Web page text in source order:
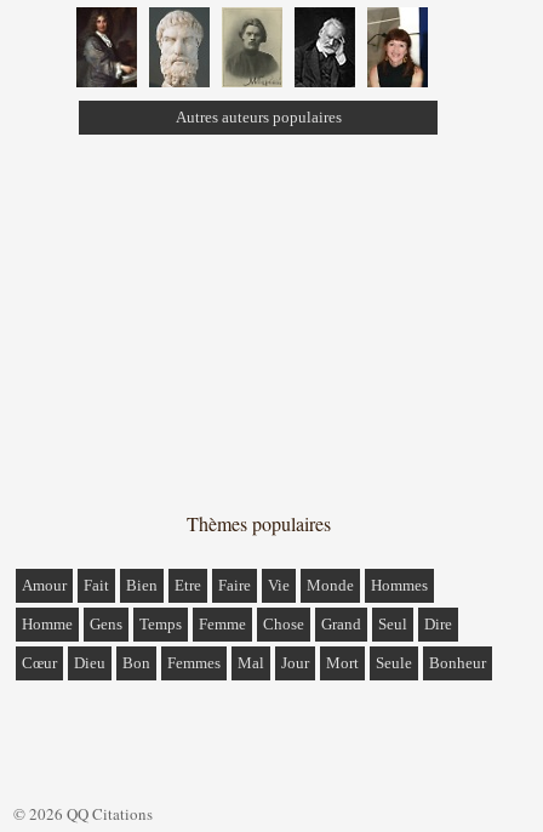
Autres auteurs populaires
Thèmes populaires
Amour Fait Bien Etre Faire Vie Monde Hommes
Homme Gens Temps Femme Chose Grand Seul Dire
Cœur Dieu Bon Femmes Mal Jour Mort Seule Bonheur
© 2026 QQ Citations